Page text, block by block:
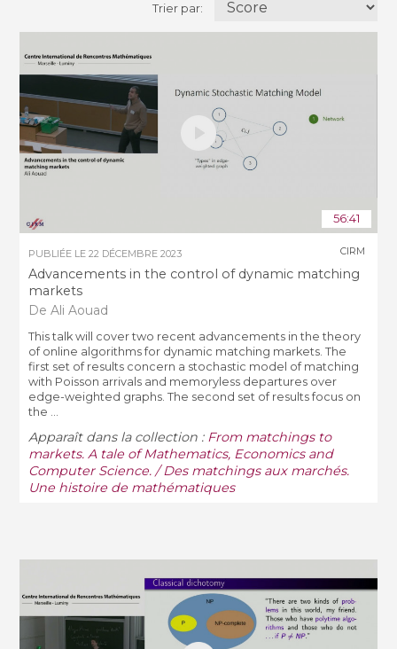
Trier par:
56:41
PUBLIÉE LE22 DÉCEMBRE 2023
Advancements in the control of dynamic matching
markets
De Ali Aouad
CIRM
This talk will cover two recent advancements in the theory
of online algorithms for dynamic matching markets. The
first set of results concern a stochastic model of matching
with Poisson arrivals and memoryless departures over
edge-weighted graphs. The second set of results focus on
the ...
Apparaît dans la collection : From matchings to
markets. A tale of Mathematics, Economics and
Computer Science. / Des matchings aux marchés.
Une histoire de mathématiques